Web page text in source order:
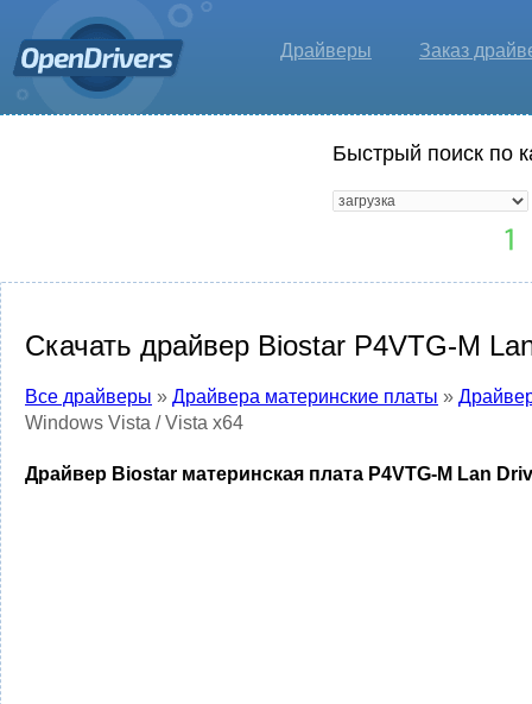
Драйверы Заказ
Быстрый поиск по
Скачать драйвер Biostar P4VTG-M
Все драйверы » Драйвера материнские платы »
Windows Vista / Vista x64
Драйвер Biostar материнская плата P4VTG-M Lan